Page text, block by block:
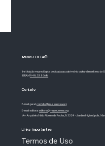
Rio de Janeiro:
Museu EXEA®
Instituição museológica dedicada ao patrimônio cultural marítimo do
IBRAM9.48.53.8368
Contato
E-mail geral:contato@museuexea.org
E-mail editora:editora@museuexea.org
Av. Arquiteto Nildo Ribeiro da Rocha, N 3324 - Jardim Higienópolis,
Links importantes
Termos de Uso